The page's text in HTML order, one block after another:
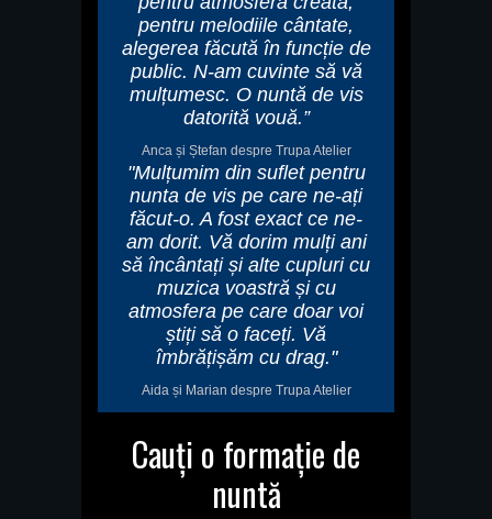
pentru melodiile cântate,
alegerea făcută în funcție de
public. N-am cuvinte să vă
mulțumesc. O nuntă de vis
datorită vouă.”
Anca și Ștefan despre Trupa Atelier
"Mulțumim din suflet pentru
nunta de vis pe care ne-ați
făcut-o. A fost exact ce ne-
am dorit. Vă dorim mulți ani
să încântați și alte cupluri cu
muzica voastră și cu
atmosfera pe care doar voi
știți să o faceți. Vă
îmbrățișăm cu drag."
Aida și Marian despre Trupa Atelier
Cauți o formație de
nuntă